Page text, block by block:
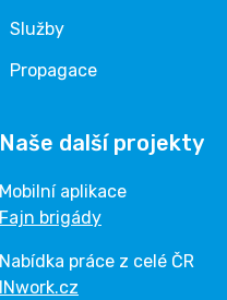
Služby
Propagace
Naše další projekty
Mobilní aplikace
Fajn brigády
Nabídka práce z celé ČR
INwork.cz